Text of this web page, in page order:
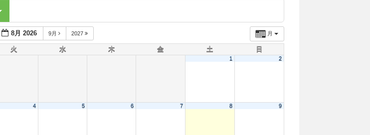
月
8月 2026 9月 2027
火 水 木 金 土 日
1 2
4 5 6 7 8 9